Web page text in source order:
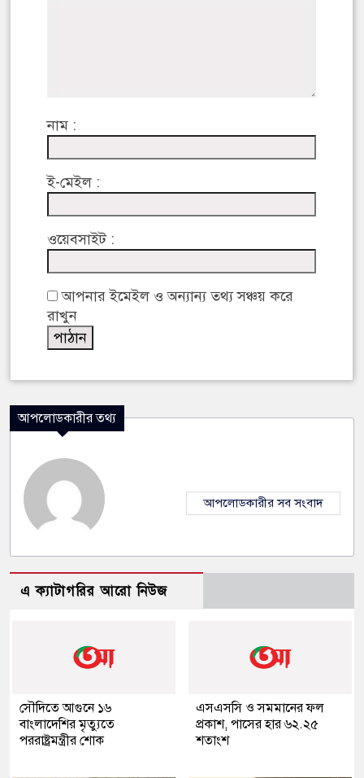
নাম :
ই-মেইল :
ওয়েবসাইট :
আপনার ইমেইল ও অন্যান্য তথ্য সঞ্চয় করে
রাখুন
আপলোডকারীর তথ্য
আপলোডকারীর সব সংবাদ
এ ক্যাটাগরির আরো নিউজ
সৌদিতে আগুনে ১৬
বাংলাদেশির মৃত্যুতে
পররাষ্ট্রমন্ত্রীর শোক
এসএসসি ও সমমানের ফল
প্রকাশ, পাসের হার ৬২.২৫
শতাংশ